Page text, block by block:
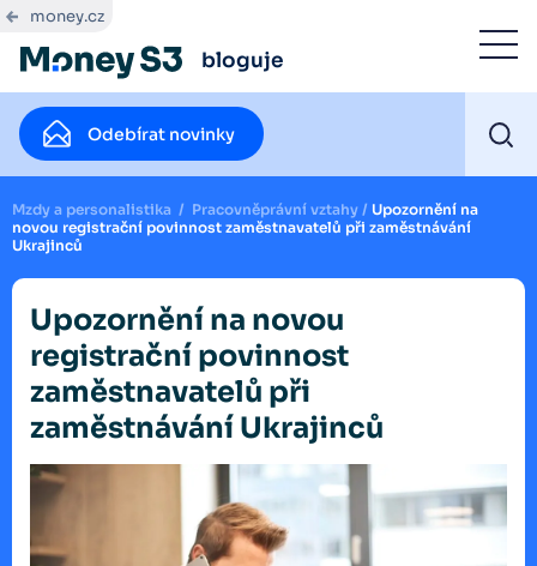
money.cz
bloguje
Odebírat novinky
Mzdy a personalistika / Pracovněprávní vztahy / Upozornění na
novou registrační povinnost zaměstnavatelů při zaměstnávání
Ukrajinců
Upozornění na novou
registrační povinnost
zaměstnavatelů při
zaměstnávání Ukrajinců